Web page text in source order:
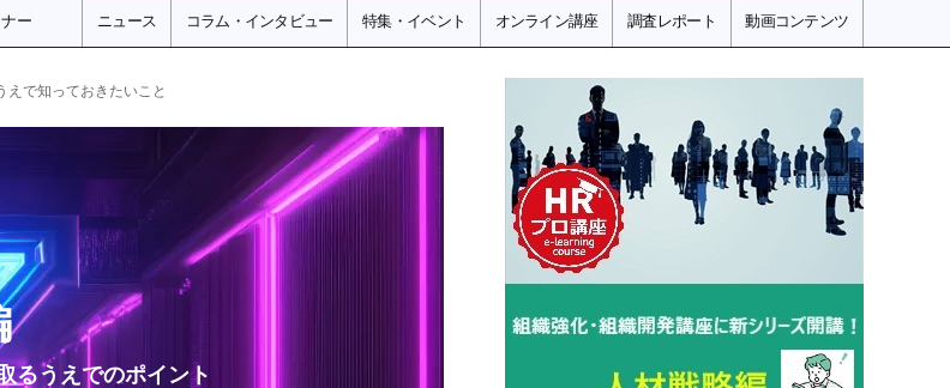
ー ニュース コラム・インタビュー 特集・イベント オンライン講座 調査レポート 動画コンテンツ
えで知っておきたいこと
るうえでのポイント